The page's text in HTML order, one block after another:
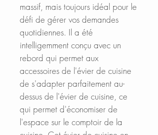
massif, mais toujours idéal pour le
défi de gérer vos demandes
quotidiennes. Il a été
intelligemment conçu avec un
rebord qui permet aux
accessoires de l'évier de cuisine
de s'adapter parfaitement au-
dessus de l'évier de cuisine, ce
qui permet d'économiser de
l'espace sur le comptoir de la